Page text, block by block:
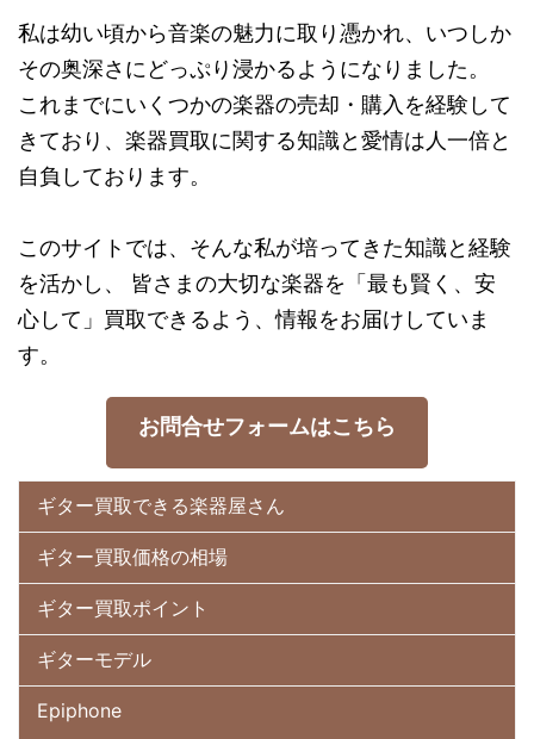
私は幼い頃から音楽の魅力に取り憑かれ、いつしか
その奥深さにどっぷり浸かるようになりました。
これまでにいくつかの楽器の売却・購入を経験して
きており、楽器買取に関する知識と愛情は人一倍と
自負しております。
このサイトでは、そんな私が培ってきた知識と経験
を活かし、 皆さまの大切な楽器を「最も賢く、安
心して」買取できるよう、情報をお届けしていま
す。
お問合せフォームはこちら
ギター買取できる楽器屋さん
ギター買取価格の相場
ギター買取ポイント
ギターモデル
Epiphone